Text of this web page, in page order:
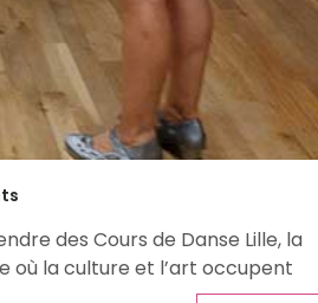
des Cours de Danse Lille, la
où la culture et l’art occupent